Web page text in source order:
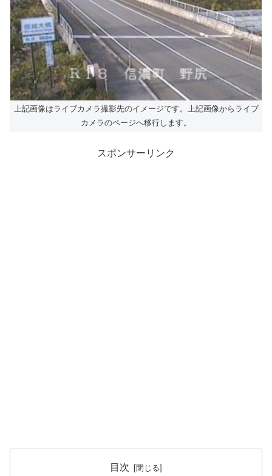
上記画像はライブカメラ撮影先のイメージです。上記画像からライブ
カメラのページへ移行します。
スポンサーリンク
目次